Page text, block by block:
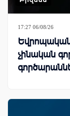
17:27 06/08/26
Եվրոպական
չինական